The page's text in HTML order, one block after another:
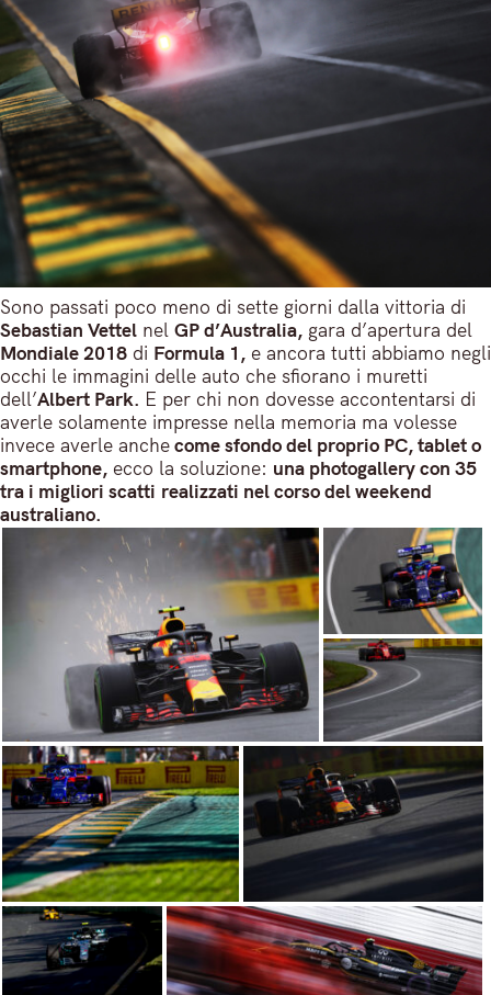
Sono passati poco meno di sette giorni dalla vittoria di
Sebastian Vettel nel GP d’Australia, gara d’apertura del
Mondiale 2018 di Formula 1, e ancora tutti abbiamo negli
occhi le immagini delle auto che sfiorano i muretti
dell’Albert Park. E per chi non dovesse accontentarsi di
averle solamente impresse nella memoria ma volesse
invece averle anchecome sfondo del proprio PC, tablet o
smartphone, ecco la soluzione: una photogallery con 35
tra i migliori scatti realizzati nel corso del weekend
australiano.